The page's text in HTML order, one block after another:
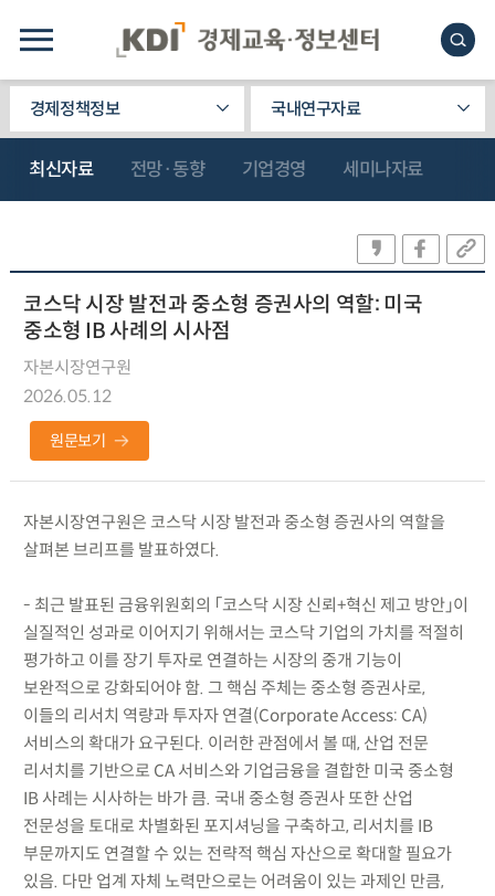
경제정책정보 국내연구자료
최신자료 전망·동향 기업경영 세미나자료
코스닥 시장 발전과 중소형 증권사의 역할: 미국
중소형 IB 사례의 시사점
자본시장연구원
2026.05.12
원문보기
자본시장연구원은 코스닥 시장 발전과 중소형 증권사의 역할을
살펴본 브리프를 발표하였다.
- 최근 발표된 금융위원회의 「코스닥 시장 신뢰+혁신 제고 방안」이
실질적인 성과로 이어지기 위해서는 코스닥 기업의 가치를 적절히
평가하고 이를 장기 투자로 연결하는 시장의 중개 기능이
보완적으로 강화되어야 함. 그 핵심 주체는 중소형 증권사로,
이들의 리서치 역량과 투자자 연결(Corporate Access: CA)
서비스의 확대가 요구된다. 이러한 관점에서 볼 때, 산업 전문
리서치를 기반으로 CA 서비스와 기업금융을 결합한 미국 중소형
IB 사례는 시사하는 바가 큼. 국내 중소형 증권사 또한 산업
전문성을 토대로 차별화된 포지셔닝을 구축하고, 리서치를 IB
부문까지도 연결할 수 있는 전략적 핵심 자산으로 확대할 필요가
있음. 다만 업계 자체 노력만으로는 어려움이 있는 과제인 만큼,